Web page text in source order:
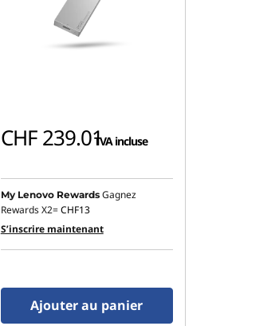
CHF 239.01TVA incluse
My Lenovo Rewards Gagnez
Rewards X2=CHF13
S’inscrire maintenant
Ajouter au panier